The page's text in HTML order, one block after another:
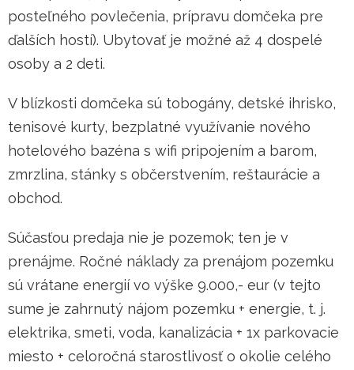
posteľného povlečenia, prípravu domčeka pre
ďalších hostí). Ubytovať je možné až 4 dospelé
osoby a 2 deti.
V blízkosti domčeka sú tobogány, detské ihrisko,
tenisové kurty, bezplatné využívanie nového
hotelového bazéna s wifi pripojením a barom,
zmrzlina, stánky s občerstvením, reštaurácie a
obchod.
Súčasťou predaja nie je pozemok; ten je v
prenájme. Ročné náklady za prenájom pozemku
sú vrátane energií vo výške 9.000,- eur (v tejto
sume je zahrnutý nájom pozemku + energie, t. j.
elektrika, smeti, voda, kanalizácia + 1x parkovacie
miesto + celoročná starostlivosť o okolie celého